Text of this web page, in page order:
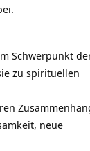
Schwerpunkt
zu spirituellen
neue